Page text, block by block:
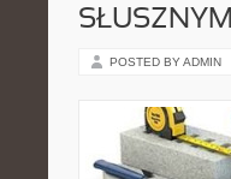
SŁUSZNYM
POSTED BY ADMIN